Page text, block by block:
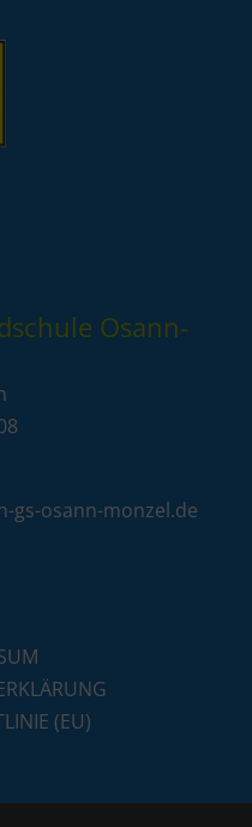
Osann-
gs-osann-monzel.de
(EU)